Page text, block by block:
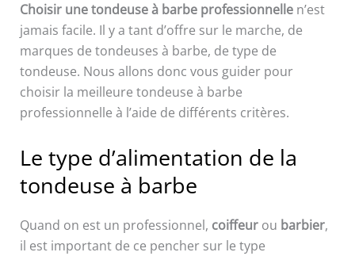
Choisir une tondeuse à barbe professionnelle n’est
jamais facile. Il y a tant d’offre sur le marche, de
marques de tondeuses à barbe, de type de
tondeuse. Nous allons donc vous guider pour
choisir la meilleure tondeuse à barbe
professionnelle à l’aide de différents critères.
Le type d’alimentation de la
tondeuse à barbe
Quand on est un professionnel, coiffeur ou barbier,
il est important de ce pencher sur le type